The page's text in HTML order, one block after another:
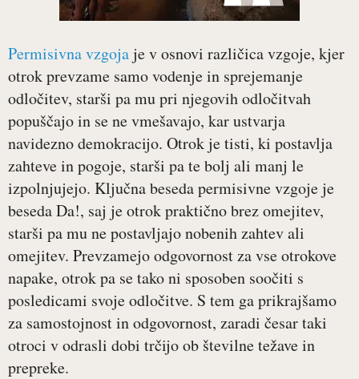
Permisivna vzgojaje v osnovi različica vzgoje, kjer
otrok prevzame samo vodenje in sprejemanje
odločitev, starši pa mu pri njegovih odločitvah
popuščajo in se ne vmešavajo, kar ustvarja
navidezno demokracijo. Otrok je tisti, ki postavlja
zahteve in pogoje, starši pa te bolj ali manj le
izpolnjujejo. Ključna beseda permisivne vzgoje je
beseda Da!, saj je otrok praktično brez omejitev,
starši pa mu ne postavljajo nobenih zahtev ali
omejitev. Prevzamejo odgovornost za vse otrokove
napake, otrok pa se tako ni sposoben soočiti s
posledicami svoje odločitve. S tem ga prikrajšamo
za samostojnost in odgovornost, zaradi česar taki
otroci v odrasli dobi trčijo ob številne težave in
prepreke.